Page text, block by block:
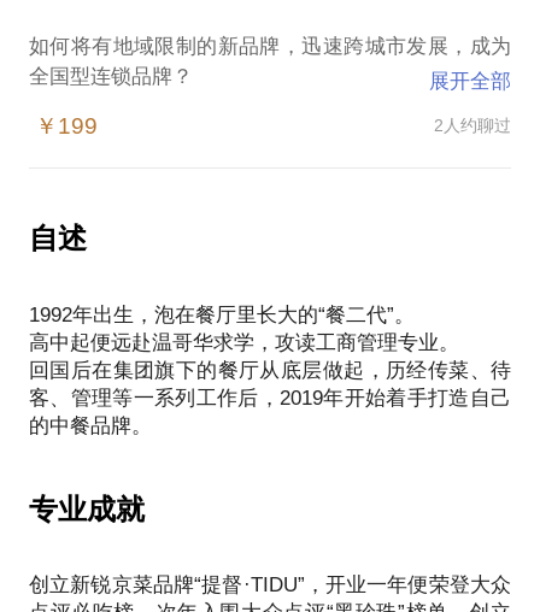
如何将有地域限制的新品牌，迅速跨城市发展，成为
全国型连锁品牌？
星门店运营？
展开全部
￥199 2人约聊过
自述
1992年出生，泡在餐厅里长大的“餐二代”。
高中起便远赴温哥华求学，攻读工商管理专业。
回国后在集团旗下的餐厅从底层做起，历经传菜、待
客、管理等一系列工作后，2019年开始着手打造自己
专业成就
创立新锐京菜品牌“提督·TIDU”，开业一年便荣登大众